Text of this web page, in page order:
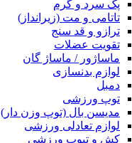
پک سرد و گرم
تاتامی و مت (زیرانداز)
ترازو و قد سنج
تقویت عضلات
ماساژور / ماساژ گان
لوازم بدنسازی
دمبل
توپ ورزشی
مدیسن بال (توپ وزن دار)
لوازم تعادلی ورزشی
کش و تیوب ورزشی